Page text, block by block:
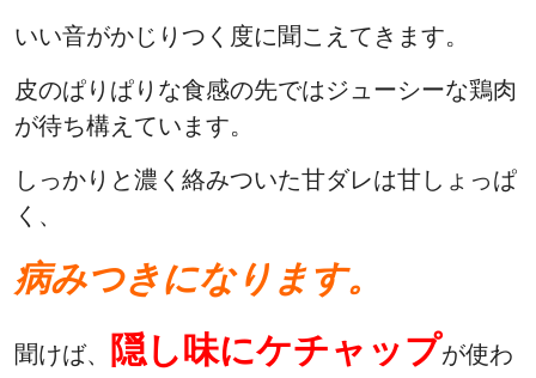
いい音がかじりつく度に聞こえてきます。
皮のぱりぱりな食感の先ではジューシーな鶏肉
が待ち構えています。
しっかりと濃く絡みついた甘ダレは甘しょっぱ
く、
病みつきになります。
聞けば、 隠し味にケチャップが使わ